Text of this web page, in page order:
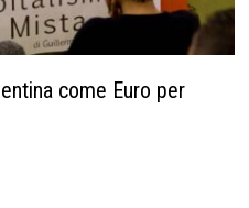
come Euro per